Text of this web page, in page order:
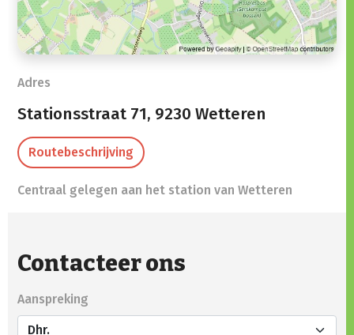
Adres
Stationsstraat 71, 9230 Wetteren
Routebeschrijving
Centraal gelegen aan het station van Wetteren
Contacteer ons
Aanspreking